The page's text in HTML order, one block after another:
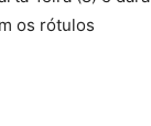
os rótulos